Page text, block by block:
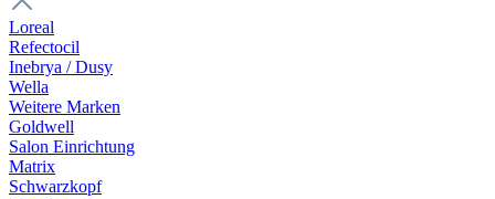
Loreal
Refectocil
Inebrya / Dusy
Wella
Weitere Marken
Goldwell
Salon Einrichtung
Matrix
Schwarzkopf